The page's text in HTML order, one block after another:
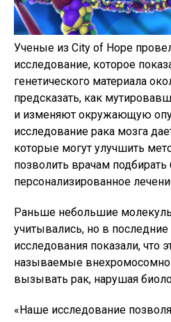
Ученые из City of Hope
исследование, которое
генетического материала
предсказать, как
и изменяют окружающую
исследование рака мозга
которые могут улучшить
позволить врачам подбирать
персонализированное
Раньше небольшие
учитывались, но в последние
исследования показали, что
называемые
вызывать рак, нарушая
«Наше исследование